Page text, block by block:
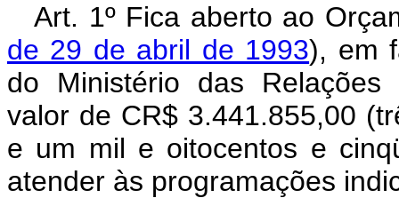
Art. 1º Fica aberto ao
de 29 de abril de 1993), em
do Ministério das Relações
valor de CR$ 3.441.855,00
e um mil e oitocentos e
atender às programações